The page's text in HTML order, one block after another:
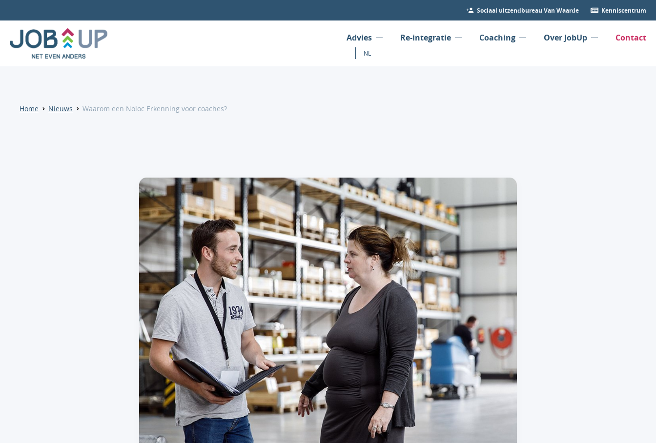
Sociaal uitzendbureau Van Waarde Kenniscentrum
Advies Re-integratie Coaching Over JobUp Contact
NL
Home Nieuws Waarom een Noloc Erkenning voor coaches?